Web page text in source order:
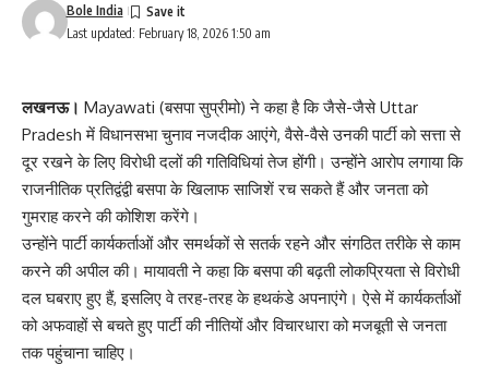
Last updated: February 18, 2026 1:50 am
Bole India
लखनऊ। Mayawati (बसपा सुप्रीमो) ने कहा है कि जैसे-जैसे Uttar
Pradesh में विधानसभा चुनाव नजदीक आएंगे, वैसे-वैसे उनकी पार्टी को सत्ता से
दूर रखने के लिए विरोधी दलों की गतिविधियां तेज होंगी। उन्होंने आरोप लगाया कि
राजनीतिक प्रतिद्वंद्वी बसपा के खिलाफ साजिशें रच सकते हैं और जनता को
गुमराह करने की कोशिश करेंगे।
उन्होंने पार्टी कार्यकर्ताओं और समर्थकों से सतर्क रहने और संगठित तरीके से काम
करने की अपील की। मायावती ने कहा कि बसपा की बढ़ती लोकप्रियता से विरोधी
दल घबराए हुए हैं, इसलिए वे तरह-तरह के हथकंडे अपनाएंगे। ऐसे में कार्यकर्ताओं
को अफवाहों से बचते हुए पार्टी की नीतियों और विचारधारा को मजबूती से जनता
तक पहुंचाना चाहिए।